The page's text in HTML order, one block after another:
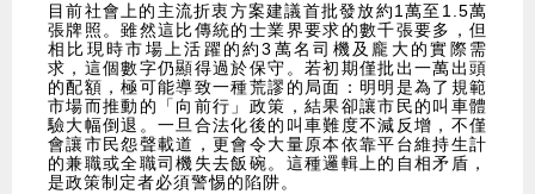
目前社會上的主流折衷方案建議首批發放約1萬至1.5萬
張牌照。雖然這比傳統的士業界要求的數千張要多，但
相比現時市場上活躍的約3萬名司機及龐大的實際需
求，這個數字仍顯得過於保守。若初期僅批出一萬出頭
的配額，極可能導致一種荒謬的局面：明明是為了規範
市場而推動的「向前行」政策，結果卻讓市民的叫車體
驗大幅倒退。一旦合法化後的叫車難度不減反增，不僅
會讓市民怨聲載道，更會令大量原本依靠平台維持生計
的兼職或全職司機失去飯碗。這種邏輯上的自相矛盾，
是政策制定者必須警惕的陷阱。